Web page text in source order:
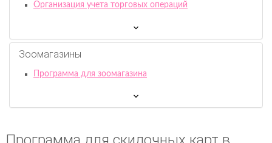
Организация учета торговых операций
Зоомагазины
Программа для зоомагазина